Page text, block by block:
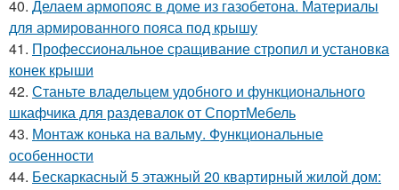
40. Делаем армопояс в доме из газобетона. Материалы
для армированного пояса под крышу
41. Профессиональное сращивание стропил и установка
конек крыши
42. Станьте владельцем удобного и функционального
шкафчика для раздевалок от СпортМебель
43. Монтаж конька на вальму. Функциональные
особенности
44. Бескаркасный 5 этажный 20 квартирный жилой дом: